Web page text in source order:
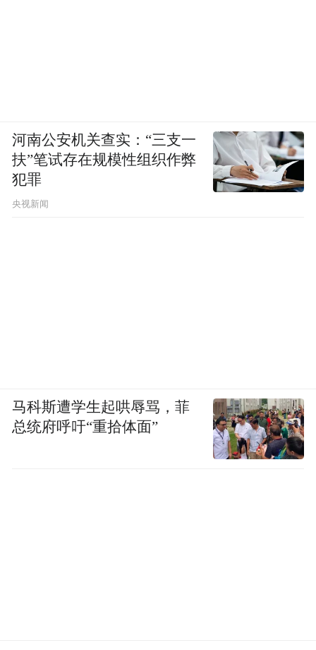
河南公安机关查实：“三支一
扶”笔试存在规模性组织作弊
犯罪
央视新闻
马科斯遭学生起哄辱骂，菲
总统府呼吁“重拾体面”